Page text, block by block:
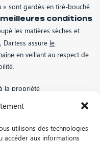
utilisons des technologies
accéder aux informations
» sont gardés en tiré-bouché
meilleures conditions
les matières sèches et
assure le
en veillant au respect de
la propriété